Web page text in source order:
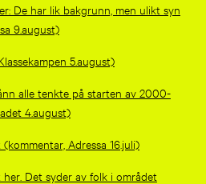
De har lik bakgrunn, men ulikt syn
9.august)
5.august)
alle tenkte på starten av 2000-
4.august)
Adressa 16.juli)
Det syder av folk i området